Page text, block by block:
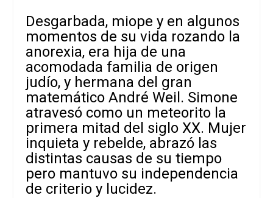
Desgarbada, miope y en algunos
momentos de su vida rozando la
anorexia, era hija de una
acomodada familia de origen
judío, y hermana del gran
matemático André Weil. Simone
atravesó como un meteorito la
primera mitad del siglo XX. Mujer
inquieta y rebelde, abrazó las
distintas causas de su tiempo
pero mantuvo su independencia
de criterio y lucidez.